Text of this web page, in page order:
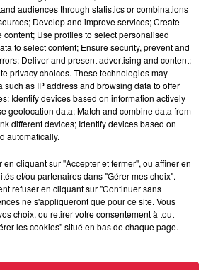
Euro-Mir
août 2026
d'occasion en Alsace : les
adresses pour rouler à...
audiences through statistics or combinations
Develop and improve services; Create
Use profiles to select personalised
to select content; Ensure security, prevent and
Deliver and present advertising and content;
privacy choices. These technologies may
such as IP address and browsing data to offer
Identify devices based on information actively
geolocation data; Match and combine data from
different devices; Identify devices based on
automatically.
en cliquant sur "Accepter et fermer", ou affiner en
et/ou partenaires dans "Gérer mes choix".
refuser en cliquant sur "Continuer sans
ne s'appliqueront que pour ce site. Vous
choix, ou retirer votre consentement à tout
les cookies" situé en bas de chaque page.